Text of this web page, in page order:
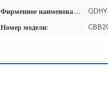
Фирменное наименование: GDHY
Номер модели: